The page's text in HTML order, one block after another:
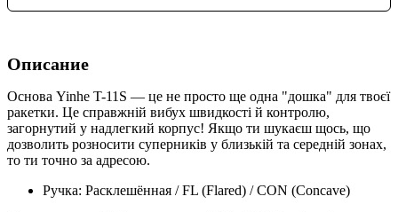
Описание
Основа Yinhe T-11S — це не просто ще одна "дошка" для твоєї
ракетки. Це справжній вибух швидкості й контролю,
загорнутий у надлегкий корпус! Якщо ти шукаєш щось, що
дозволить розносити суперників у близькій та середній зонах,
то ти точно за адресою.
Ручка: Расклешённая / FL (Flared) / CON (Concave)